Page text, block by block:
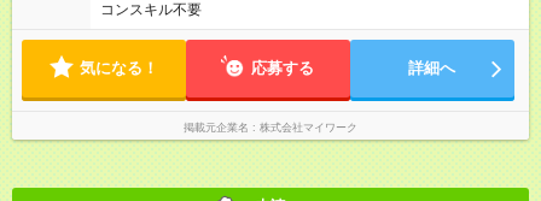
コンスキル不要
気になる！ 応募する 詳細へ
掲載元企業名 株式会社マイワーク